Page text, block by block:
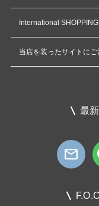
International
当店を装ったサイトに
最